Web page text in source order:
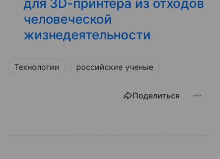
человеческой
жизнедеятельности
Технологии российские ученые
Поделиться